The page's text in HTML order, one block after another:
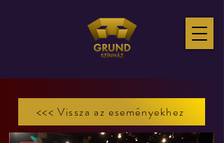
<<< Vissza az eseményekhez